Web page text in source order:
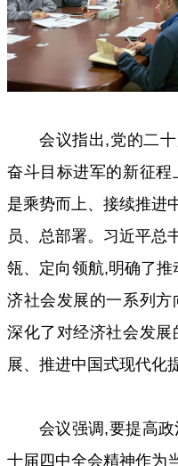
会议指出,党的二
奋斗目标进军的新征
是乘势而上、接续推进
员、总部署。习近平总
瓴、定向领航,明确了
济社会发展的一系列
深化了对经济社会发
展、推进中国式现代化
会议强调,要提高
十届四中全会精神作为